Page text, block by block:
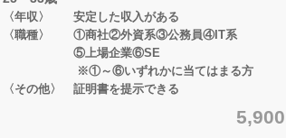
〈年収〉 安定した収入がある
〈職種〉 ①商社②外資系③公務員④IT系
⑤上場企業⑥SE
※①～⑥いずれかに当てはまる方
〈その他〉 証明書を提示できる
5,900